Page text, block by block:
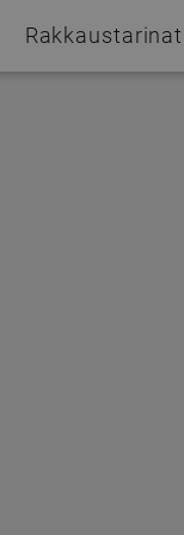
Rakkaustarinat